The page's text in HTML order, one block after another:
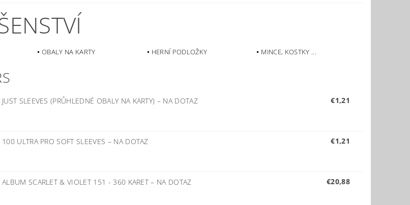
OBALY NA KARTY HERNÍ PODLOŽKY MINCE, KOSTKY ...
JUST SLEEVES (PRŮHLEDNÉ OBALY NA KARTY) – NA DOTAZ €1,21
100 ULTRA PRO SOFT SLEEVES – NA DOTAZ €1,21
ALBUM SCARLET & VIOLET 151 - 360 KARET– NA DOTAZ €20,88